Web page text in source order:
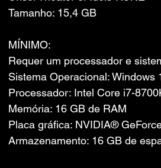
Tamanho: 15,4 GB
MÍNIMO:
Requer um processador e
Sistema Operacional: Windows
Processador: Intel Core i7-
Memória: 16 GB de RAM
Placa gráfica: NVIDIA®
Armazenamento: 16 GB de